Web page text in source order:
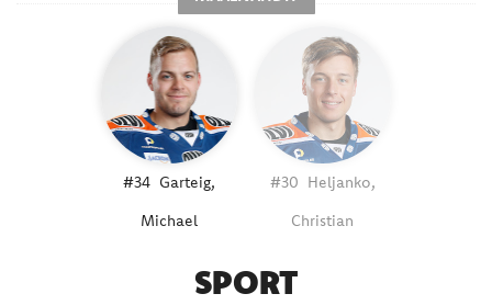
#34 Garteig,
Michael
#30 Heljanko,
Christian
SPORT